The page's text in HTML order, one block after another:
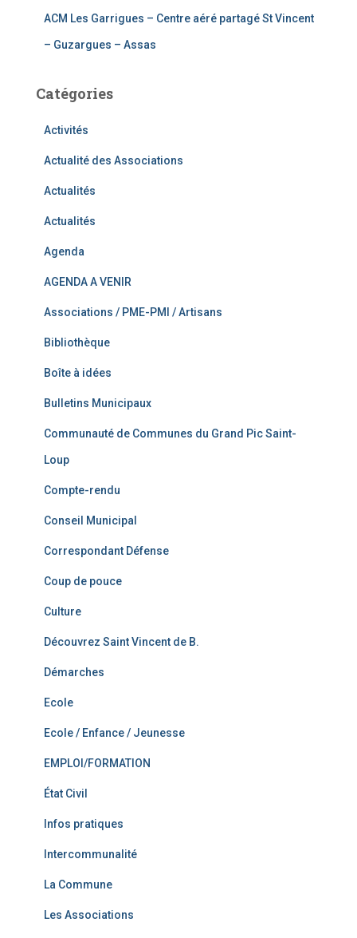
ACM Les Garrigues – Centre aéré partagé St Vincent
– Guzargues – Assas
Catégories
Activités
Actualité des Associations
Actualités
Actualités
Agenda
AGENDA A VENIR
Associations / PME-PMI / Artisans
Bibliothèque
Boîte à idées
Bulletins Municipaux
Communauté de Communes du Grand Pic Saint-
Loup
Compte-rendu
Conseil Municipal
Correspondant Défense
Coup de pouce
Culture
Découvrez Saint Vincent de B.
Démarches
Ecole
Ecole / Enfance / Jeunesse
EMPLOI/FORMATION
État Civil
Infos pratiques
Intercommunalité
La Commune
Les Associations